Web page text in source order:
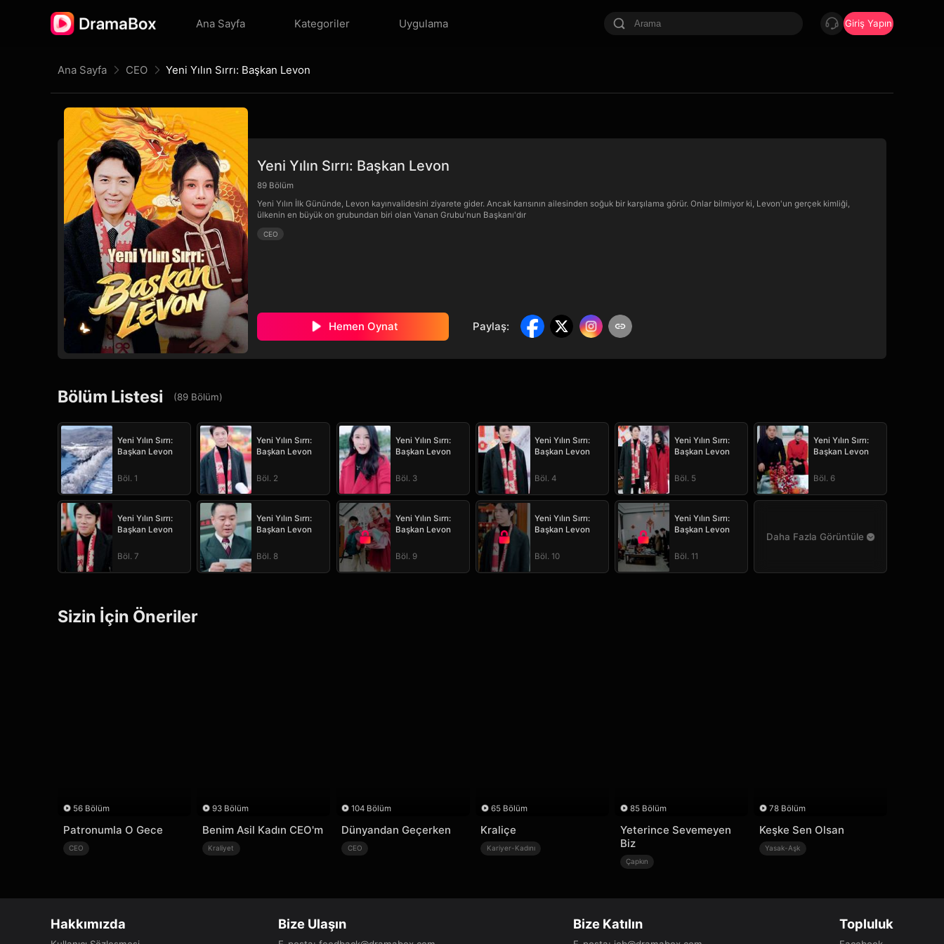
Ana Sayfa Kategoriler Uygulama Giriş Yapın
Ana Sayfa CEO Yeni Yılın Sırrı: Başkan Levon
Yeni Yılın Sırrı: Başkan Levon
89 Bölüm
Yeni Yılın İlk Gününde, Levon kayınvalidesini ziyarete gider. Ancak karısının ailesinden soğuk bir karşılama görür. Onlar bilmiyor ki, Levon'un gerçek kimliği,
ülkenin en büyük on grubundan biri olan Vanan Grubu'nun Başkanı'dır
CEO
Hemen Oynat Paylaş:
Bölüm Listesi (89 Bölüm)
Yeni Yılın Sırrı:
Başkan Levon
Böl. 1
Yeni Yılın Sırrı:
Başkan Levon
Böl. 2
Yeni Yılın Sırrı:
Başkan Levon
Böl. 3
Yeni Yılın Sırrı:
Başkan Levon
Böl. 4
Yeni Yılın Sırrı:
Başkan Levon
Böl. 5
Yeni Yılın Sırrı:
Başkan Levon
Böl. 6
Yeni Yılın Sırrı:
Başkan Levon
Böl. 7
Yeni Yılın Sırrı:
Başkan Levon
Böl. 8
Yeni Yılın Sırrı:
Başkan Levon
Böl. 9
Yeni Yılın Sırrı:
Başkan Levon
Böl. 10
Yeni Yılın Sırrı:
Başkan Levon
Böl. 11
Daha Fazla Görüntüle
Sizin İçin Öneriler
56 Bölüm
Patronumla O Gece
CEO
93 Bölüm
Benim Asil Kadın CEO'm
Kraliyet
104 Bölüm
Dünyandan Geçerken
CEO
65 Bölüm
Kraliçe
Kariyer-Kadını
85 Bölüm
Yeterince Sevemeyen
Biz
Çapkın
78 Bölüm
Keşke Sen Olsan
Yasak-Aşk
Hakkımızda Bize Ulaşın Bize Katılın Topluluk